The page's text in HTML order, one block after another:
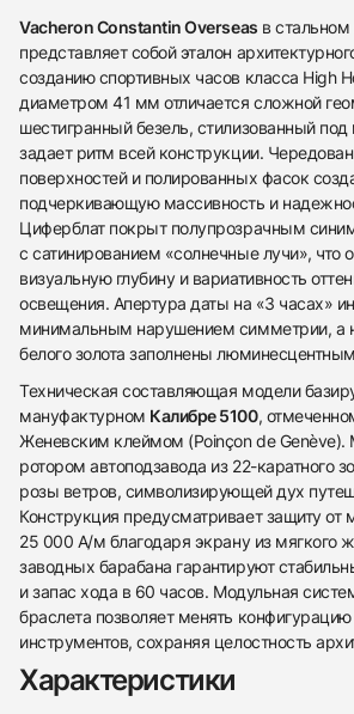
438
285
145
142
205
204
195
150
6
Vacheron Constantin Overseas в стальном
представляет собой эталон
созданию спортивных часов класса High
диаметром 41 мм отличается сложной
шестигранный безель, стилизованный под
задает ритм всей конструкции.
поверхностей и полированных фасок
подчеркивающую массивность и
Циферблат покрыт полупрозрачным
с сатинированием «солнечные лучи», что
визуальную глубину и вариативность
освещения. Апертура даты на «3 часах»
минимальным нарушением симметрии, а
белого золота заполнены
Техническая составляющая модели
мануфактурном Калибре 5100,
Женевским клеймом (Poinçon de
ротором автоподзавода из 22-каратного
розы ветров, символизирующей дух
Конструкция предусматривает защиту от
25 000 А/м благодаря экрану из мягкого
заводных барабана гарантируют
и запас хода в 60 часов. Модульная
браслета позволяет менять
инструментов, сохраняя целостность
Характеристики